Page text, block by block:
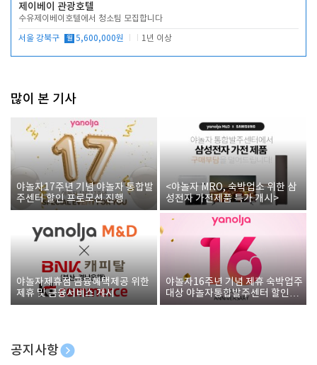
제이베이 관광호텔
수유제이베이호텔에서 청소팀 모집합니다
서울 강북구 월 5,600,000원 1년 이상
많이 본 기사
야놀자17주년 기념 야놀자 통합발
주센터 할인 프로모션 진행
<야놀자 MRO, 숙박업소 위한 삼
성전자 가전제품 특가 개시>
야놀자제휴점 금융혜택제공 위한
제휴 및 금융서비스 게시
야놀자16주년 기념 제휴 숙박업주
대상 야놀자통합발주센터 할인쿠
폰 증정
공지사항
[호텔업] 개인정보 처리방침 개정본1 (19.09.02)